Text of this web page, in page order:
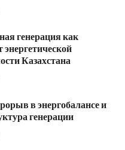
генерация как
Казахстана
в энергобалансе и
генерации